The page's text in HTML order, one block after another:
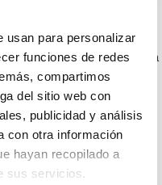
usan para personalizar
funciones de redes
compartimos
del sitio web con
publicidad y análisis
con otra información
hayan recopilado a
sus servicios.
especiales de RTVV; y
en Biomedicina y
Code y Premio Jaume I
de ellos acompañará
única en destinos
meses, ya están
“Gorilas en la
Jorge Gaspar como
con Maribel